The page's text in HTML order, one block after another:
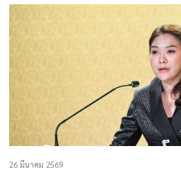
2569 จากประชาชนที่มีอายุ 18 ปีขึ้นไป
26 มีนาคม 2569